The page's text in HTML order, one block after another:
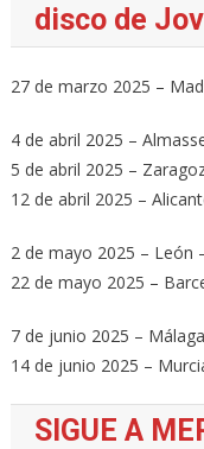
disco de
27 de marzo 2025 –
4 de abril 2025 –
5 de abril 2025 –
12 de abril 2025 –
2 de mayo 2025 – León
22 de mayo 2025 –
7 de junio 2025 –
14 de junio 2025 –
SIGUE A